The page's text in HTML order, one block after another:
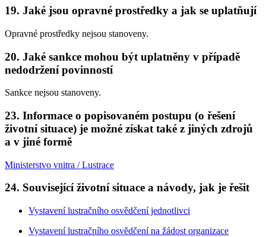
19. Jaké jsou opravné prostředky a jak se uplatňují
Opravné prostředky nejsou stanoveny.
20. Jaké sankce mohou být uplatněny v případě
nedodržení povinností
Sankce nejsou stanoveny.
23. Informace o popisovaném postupu (o řešení
životní situace) je možné získat také z jiných zdrojů
a v jiné formě
Ministerstvo vnitra / Lustrace
24. Související životní situace a návody, jak je řešit
Vystavení lustračního osvědčení jednotlivci
Vystavení lustračního osvědčení na žádost organizace